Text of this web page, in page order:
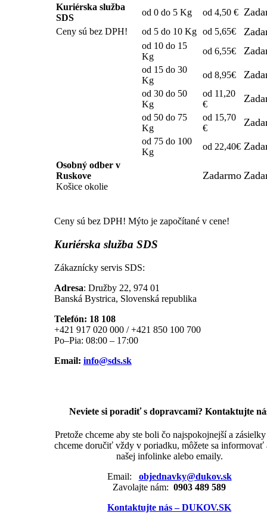
Kuriérska služba
SDS
od 0 do 5 Kg od 4,50 €
Ceny sú bez DPH! od 5 do 10 Kg od 5,65€
od 10 do 15
Kg
od 6,55€
od 15 do 30
Kg
od 8,95€
od 30 do 50
Kg
od 11,20
€
od 50 do 75
Kg
od 15,70
€
od 75 do 100
Kg
od 22,40€
Osobný odber v
Ruskove
Košice okolie
Zadarmo
Ceny sú bez DPH! Mýto je započítané v cene!
Kuriérska služba SDS
Zákaznícky servis SDS:
Adresa: Družby 22, 974 01
Banská Bystrica, Slovenská republika
Telefón: 18 108
+421 917 020 000 / +421 850 100 700
Po–Pia: 08:00 – 17:00
Email: info@sds.sk
Neviete si poradiť s dopravcami? Kontaktujte
Pretože chceme aby ste boli čo najspokojnejší a
chceme doručiť vždy v poriadku, môžete sa informovať
našej infolinke alebo emaily.
Email: objednavky@dukov.sk
Zavolajte nám: 0903 489 589
Kontaktujte nás – DUKOV.SK